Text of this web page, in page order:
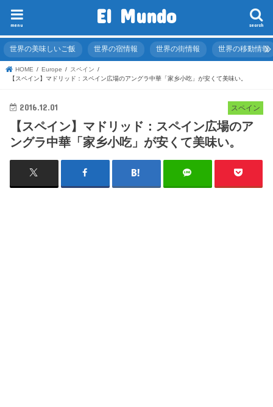
El Mundo search
menu
世界の美味しいご飯 世界の宿情報 世界の街情報 世界の移動情報
HOME Europe
スペイン
【スペイン】マドリッド：スペイン広場のアングラ中華「家乡小吃」が安くて美味い。
スペイン
2016.12.01
【スペイン】マドリッド：スペイン広場のア
ングラ中華「家乡小吃」が安くて美味い。